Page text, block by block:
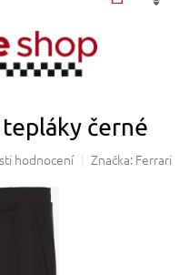
černé
hodnocení Značka: Ferrari